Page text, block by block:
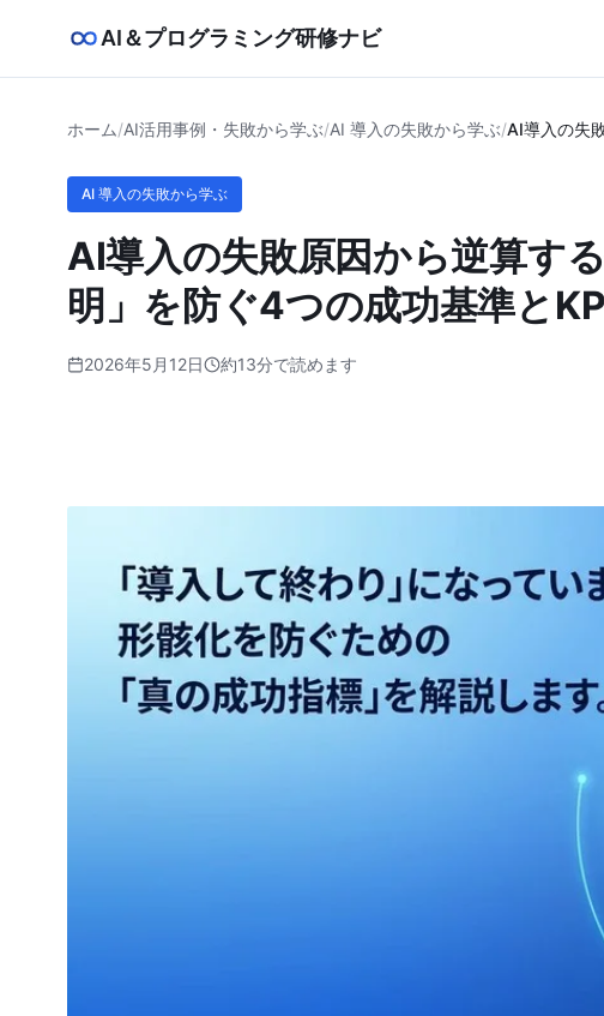
AI＆プログラミング研修ナビ
ホーム/AI活用事例・失敗から学ぶ/AI 導入の失敗から学ぶ/AI導入の失
AI 導入の失敗から学ぶ
AI導入の失敗原因から逆算す
明」を防ぐ4つの成功基準と
2026年5月12日 約13分で読めます